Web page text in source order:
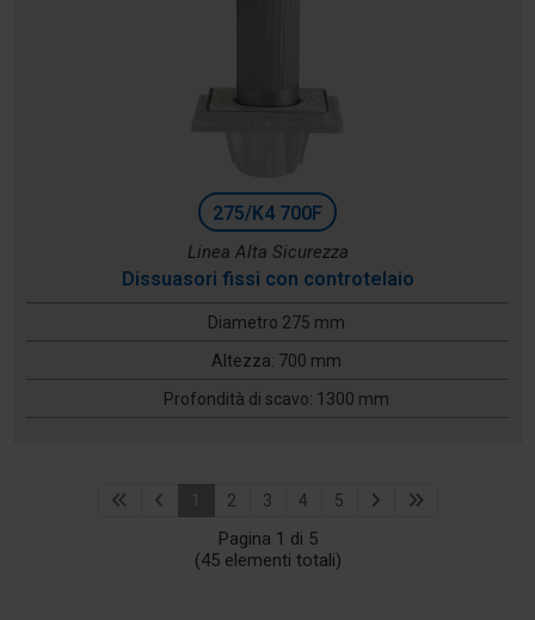
275/K4 700F
Linea Alta Sicurezza
Dissuasori fissi con controtelaio
Diametro 275 mm
Altezza: 700 mm
Profondità di scavo: 1300 mm
1 2 3 4 5
Pagina 1 di 5
(45 elementi totali)